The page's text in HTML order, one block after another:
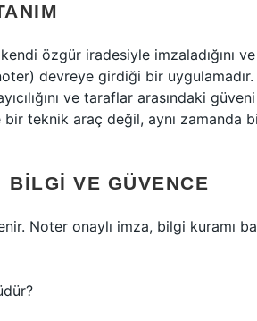
özgür iradesiyle imzaladığını ve
devreye girdiği bir uygulamadır.
ve taraflar arasındaki
bir teknik araç değil, aynı zamanda
VE GÜVENCE
Noter onaylı imza, bilgi kuramı